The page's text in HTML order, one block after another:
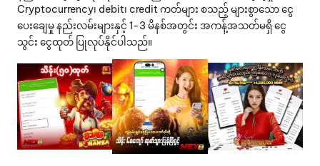
Cryptocurrency၊ debit၊ credit ကတ်များ စသည့် များစွာသော ငွေ
ပေးချေမှု နည်းလမ်းများနှင့် 1-3 မိနစ်အတွင်း အကန့်အသတ်မရှိ ငွေ
သွင်း ငွေထုတ် ပြုလုပ်နိုင်ပါသည်။